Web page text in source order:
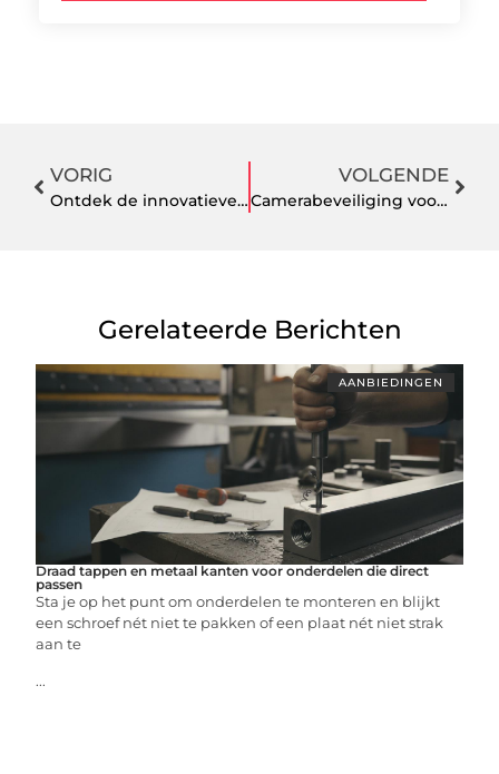
VORIG
Ontdek de innovatieve behandelingen in jouw stad
VOLGENDE
Camerabeveiliging voor uw boerderij in Friesland: rust, overzicht en veiligheid
Gerelateerde Berichten
AANBIEDINGEN
Draad tappen en metaal kanten voor onderdelen die direct
passen
Sta je op het punt om onderdelen te monteren en blijkt
een schroef nét niet te pakken of een plaat nét niet strak
aan te
...